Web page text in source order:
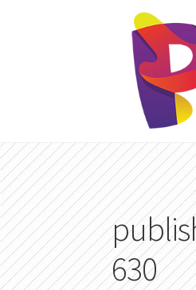
Preskoči
navigaciju
Skoči
sadržaj
630